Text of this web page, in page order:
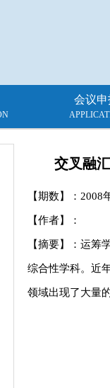
会议申
交叉融
【期数】： 2008
【作者】：
【摘要】：运筹
综合性学科。近
领域出现了大量